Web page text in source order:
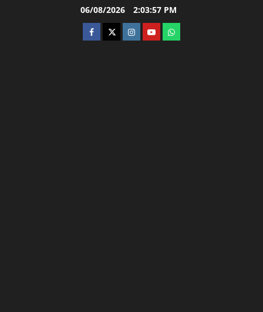
06/08/2026 2:03:58 PM
facebooktwitterinstagram.com
youtubewhatsapp